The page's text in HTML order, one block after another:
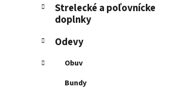
Strelecké a poľovnícke
doplnky
Odevy
Obuv
Bundy